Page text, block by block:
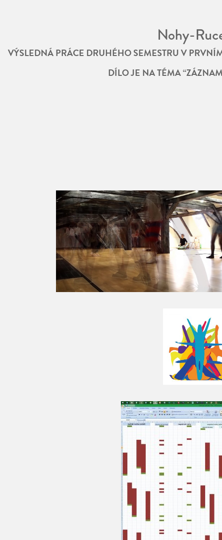
Nohy-
VÝSLEDNÁ PRÁCE DRUHÉHO SEMESTRU V
DÍLO JE NA TÉMA